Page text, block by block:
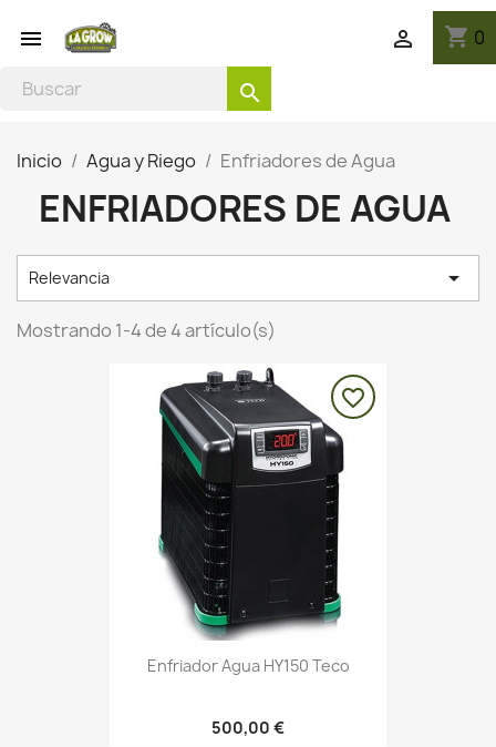
 shopping_cart 0

search
Inicio Agua y Riego Enfriadores de Agua
ENFRIADORES DE AGUA
Relevancia 
Mostrando 1-4 de 4 artículo(s)
Enfriador Agua HY150 Teco
500,00 €
favorite_border